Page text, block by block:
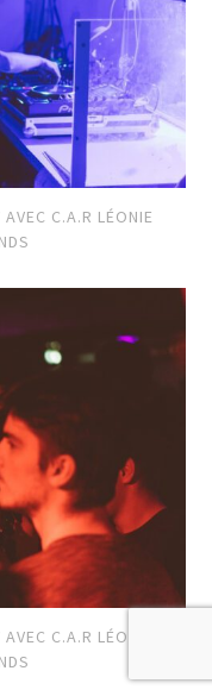
C.A.R LÉONIE
C.A.R LÉONIE